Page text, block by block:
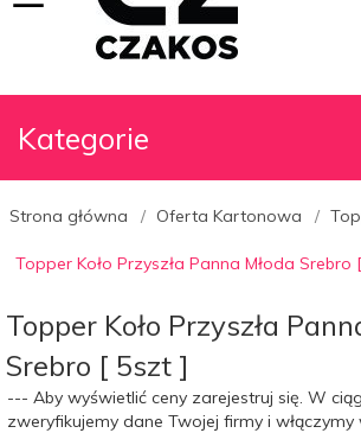
Kategorie
Strona główna Oferta Kartonowa
Topper Koło Przyszła Panna Młoda Srebro
Topper Koło Przyszła
Srebro [ 5szt ]
--- Aby wyświetlić ceny zarejestruj się. W
zweryfikujemy dane Twojej firmy i